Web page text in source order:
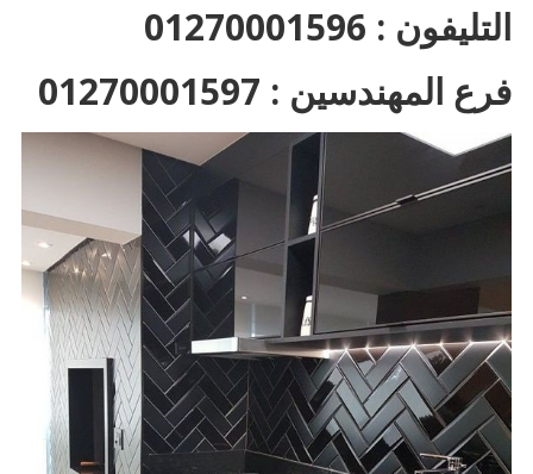
التليفون : 01270001596
فرع المهندسين : 01270001597